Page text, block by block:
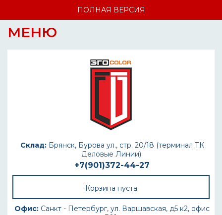
ПОЛНАЯ ВЕРСИЯ
МЕНЮ
Склад:Брянск, Бурова ул., стр. 20/18 (терминал ТК
Деловые Линии)
+7(901)372-44-27
Корзина пуста
Офис: Санкт - Петербург, ул. Варшавская, д5 к2, офис